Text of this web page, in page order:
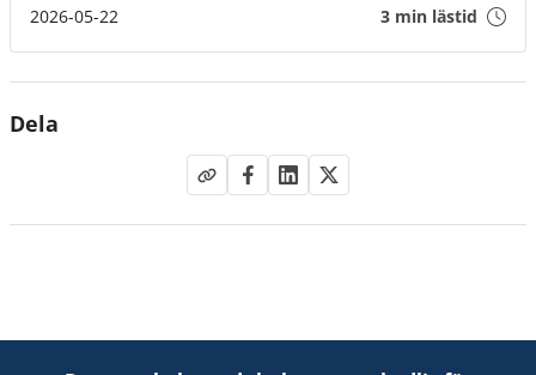
organisationer, utan helt vanliga människor. Som du. Det
din.
2026-05-22 3 min lästid
Dela